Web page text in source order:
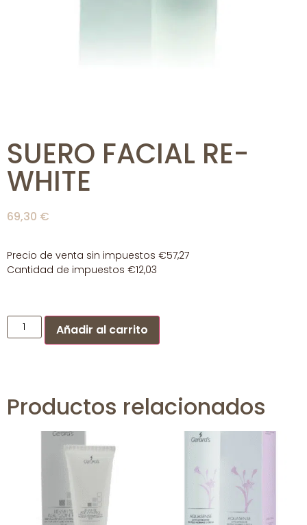
SUERO FACIAL RE-
WHITE
69,30 €
Precio de venta sin impuestos €57,27
Cantidad de impuestos €12,03
Añadir al carrito
Productos relacionados